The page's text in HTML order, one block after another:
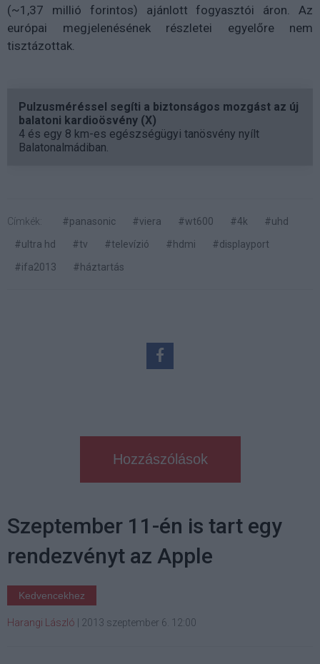
(~1,37 millió forintos) ajánlott fogyasztói áron. Az
európai megjelenésének részletei egyelőre nem
tisztázottak.
Pulzusméréssel segíti a biztonságos mozgást az új
balatoni kardioösvény (X)
4 és egy 8 km-es egészségügyi tanösvény nyílt
Balatonalmádiban.
Címkék: #panasonic #viera #wt600 #4k
#uhd
#ultra hd
#tv #televízió #hdmi
#displayport
#ifa2013
#háztartás
Hozzászólások
Szeptember 11-én is tart egy
rendezvényt az Apple
Kedvencekhez
Harangi László 2013 szeptember 6. 12:00